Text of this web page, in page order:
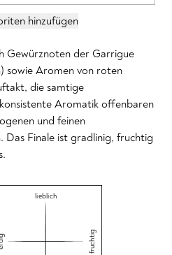
hinzufügen
Gewürznoten der Garrigue
sowie Aromen von roten
die samtige
Aromatik offenbaren
und feinen
Das Finale ist gradlinig, fruchtig
lieblich
fruchtig